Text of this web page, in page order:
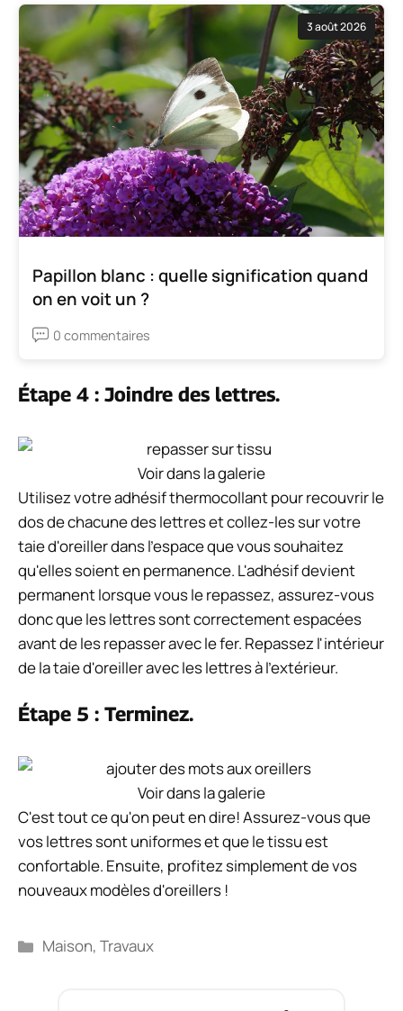
3 août 2026
Papillon blanc : quelle signification quand
on en voit un ?
0 commentaires
Étape 4 : Joindre des lettres.
Voir dans la galerie
Utilisez votre adhésif thermocollant pour recouvrir le
dos de chacune des lettres et collez-les sur votre
taie d'oreiller dans l'espace que vous souhaitez
qu'elles soient en permanence. L'adhésif devient
permanent lorsque vous le repassez, assurez-vous
donc que les lettres sont correctement espacées
avant de les repasser avec le fer. Repassez l'intérieur
de la taie d'oreiller avec les lettres à l'extérieur.
Étape 5 : Terminez.
Voir dans la galerie
C'est tout ce qu'on peut en dire! Assurez-vous que
vos lettres sont uniformes et que le tissu est
confortable. Ensuite, profitez simplement de vos
nouveaux modèles d'oreillers !
Catégories
Maison,Travaux